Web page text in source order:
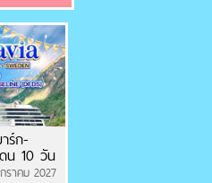
ร์ก-
น 10 วัน
าคม 2027